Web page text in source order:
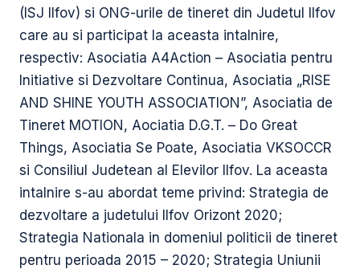
(ISJ Ilfov) si ONG-urile de tineret din Judetul Ilfov
care au si participat la aceasta intalnire,
respectiv: Asociatia A4Action – Asociatia pentru
Initiative si Dezvoltare Continua, Asociatia „RISE
AND SHINE YOUTH ASSOCIATION”, Asociatia de
Tineret MOTION, Aociatia D.G.T. – Do Great
Things, Asociatia Se Poate, Asociatia VKSOCCR
si Consiliul Judetean al Elevilor Ilfov. La aceasta
intalnire s-au abordat teme privind: Strategia de
dezvoltare a judetului Ilfov Orizont 2020;
Strategia Nationala in domeniul politicii de tineret
pentru perioada 2015 – 2020; Strategia Uniunii